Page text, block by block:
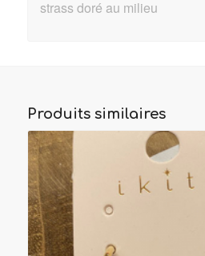
strass doré au milieu
Produits similaires